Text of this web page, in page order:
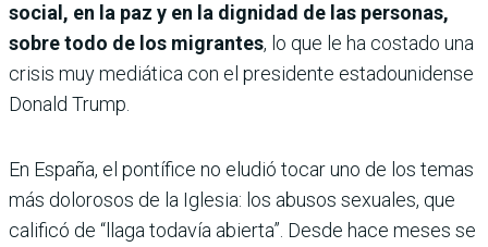
social, en la paz y en la dignidad de las personas,
sobre todo de los migrantes, lo que le ha costado una
crisis muy mediática con el presidente estadounidense
Donald Trump.
En España, el pontífice no eludió tocar uno de los temas
más dolorosos de la Iglesia: los abusos sexuales, que
calificó de “llaga todavía abierta”. Desde hace meses se